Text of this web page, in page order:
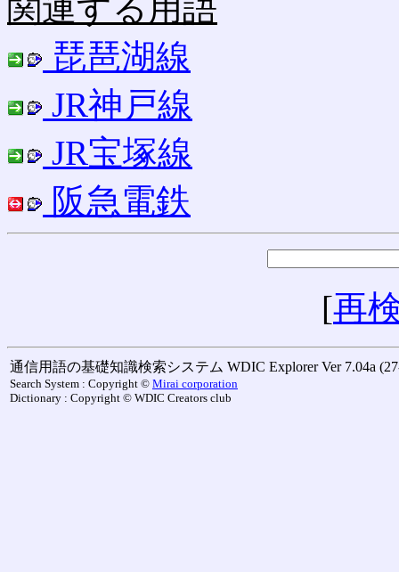
関連する用語
琵琶湖線
JR神戸線
JR宝塚線
阪急電鉄
[再
通信用語の基礎知識検索システム WDIC Explorer Ver 7.04a
Search System : Copyright © Mirai corporation
Dictionary : Copyright © WDIC Creators club